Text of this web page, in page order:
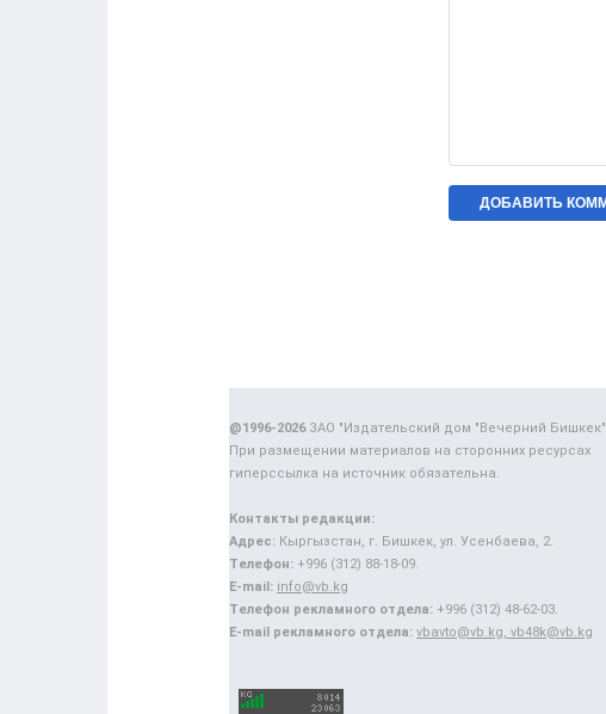
@1996-2026ЗАО "Издательский дом "Вечерний Бишкек"
При размещении материалов на сторонних ресурсах
гиперссылка на источник обязательна.
Контакты редакции:
Адрес: Кыргызстан, г. Бишкек, ул. Усенбаева, 2.
Телефон: +996 (312) 88-18-09.
E-mail: info@vb.kg
Телефон рекламного отдела: +996 (312) 48-62-03.
E-mail рекламного отдела: vbavto@vb.kg, vb48k@vb.kg